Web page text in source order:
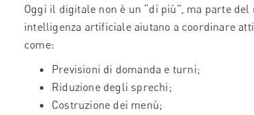
Oggi il digitale non è un “di più”, ma parte
intelligenza artificiale aiutano a coordinare
come:
Previsioni di domanda e turni;
Riduzione degli sprechi;
Costruzione dei menù;